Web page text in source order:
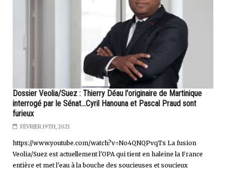
Dossier Veolia/Suez : Thierry Déau l'originaire de Martinique
interrogé par le Sénat...Cyril Hanouna et Pascal Praud sont
furieux
FÉVRIER 19TH, 2021
https://www.youtube.com/watch?v=No4QNQPvqTs La fusion
Veolia/Suez est actuellement l'OPA qui tient en haleine la France
entière et met l'eau à la bouche des soucieuses et soucieux